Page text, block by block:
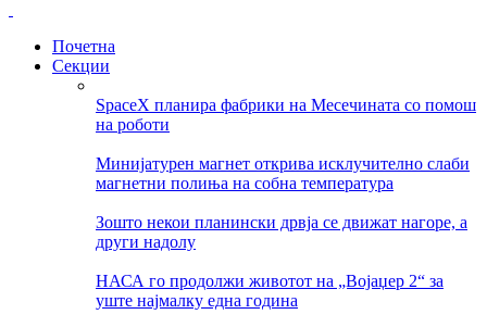
Почетна
Секции
SpaceX планира фабрики на Месечината со помош
на роботи
Минијатурен магнет открива исклучително слаби
магнетни полиња на собна температура
Зошто некои планински дрвја се движат нагоре, а
други надолу
НАСА го продолжи животот на „Војаџер 2“ за
уште најмалку една година